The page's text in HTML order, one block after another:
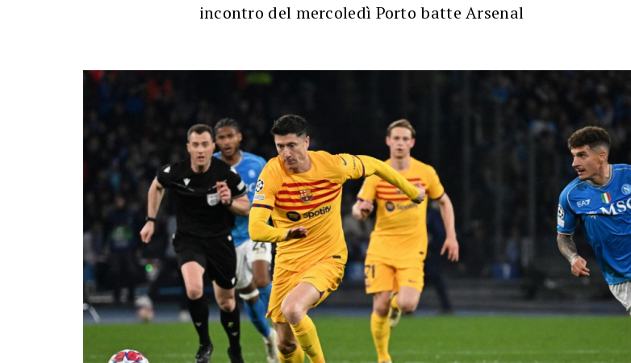
incontro del mercoledì Porto batte Arsenal